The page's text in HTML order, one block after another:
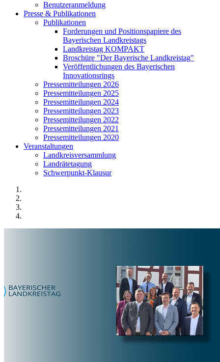
Benutzeranmeldung
Presse & Publikationen
Publikationen
Forderungen und Positionspapiere des
Bayerischen Landkreistags
Landkreistag KOMPAKT
Broschüre "Der Bayerische Landkreistag"
Veröffentlichungen des Bayerischen
Innovationsrings
Pressemitteilungen 2026
Pressemitteilungen 2025
Pressemitteilungen 2024
Pressemitteilungen 2023
Pressemitteilungen 2022
Pressemitteilungen 2021
Pressemitteilungen 2020
Veranstaltungen
Landkreisversammlung
Landrätetagung
Schwerpunkt-Klausur